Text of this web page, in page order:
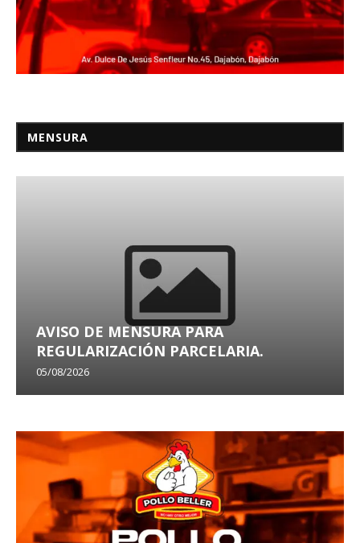
MENSURA
AVISO DE MENSURA PARA
REGULARIZACIÓN PARCELARIA.
05/08/2026